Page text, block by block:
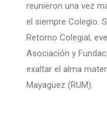
reunieron una vez
el siempre Colegio.
Retorno Colegial,
Asociación y
exaltar el alma
Mayagüez (RUM).